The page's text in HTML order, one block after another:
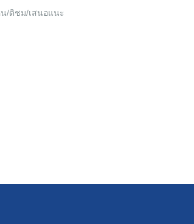
/ติชม/เสนอแนะ